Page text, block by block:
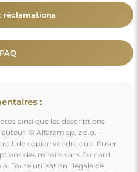
réclamations
FAQ
:
ainsi que les descriptions
© Alfaram sp. z o.o. —
de copier, vendre ou diffuser
des miroirs sans l’accord
Toute utilisation illégale de